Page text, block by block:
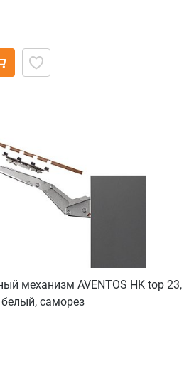
механизм AVENTOS HK top 23,
саморез